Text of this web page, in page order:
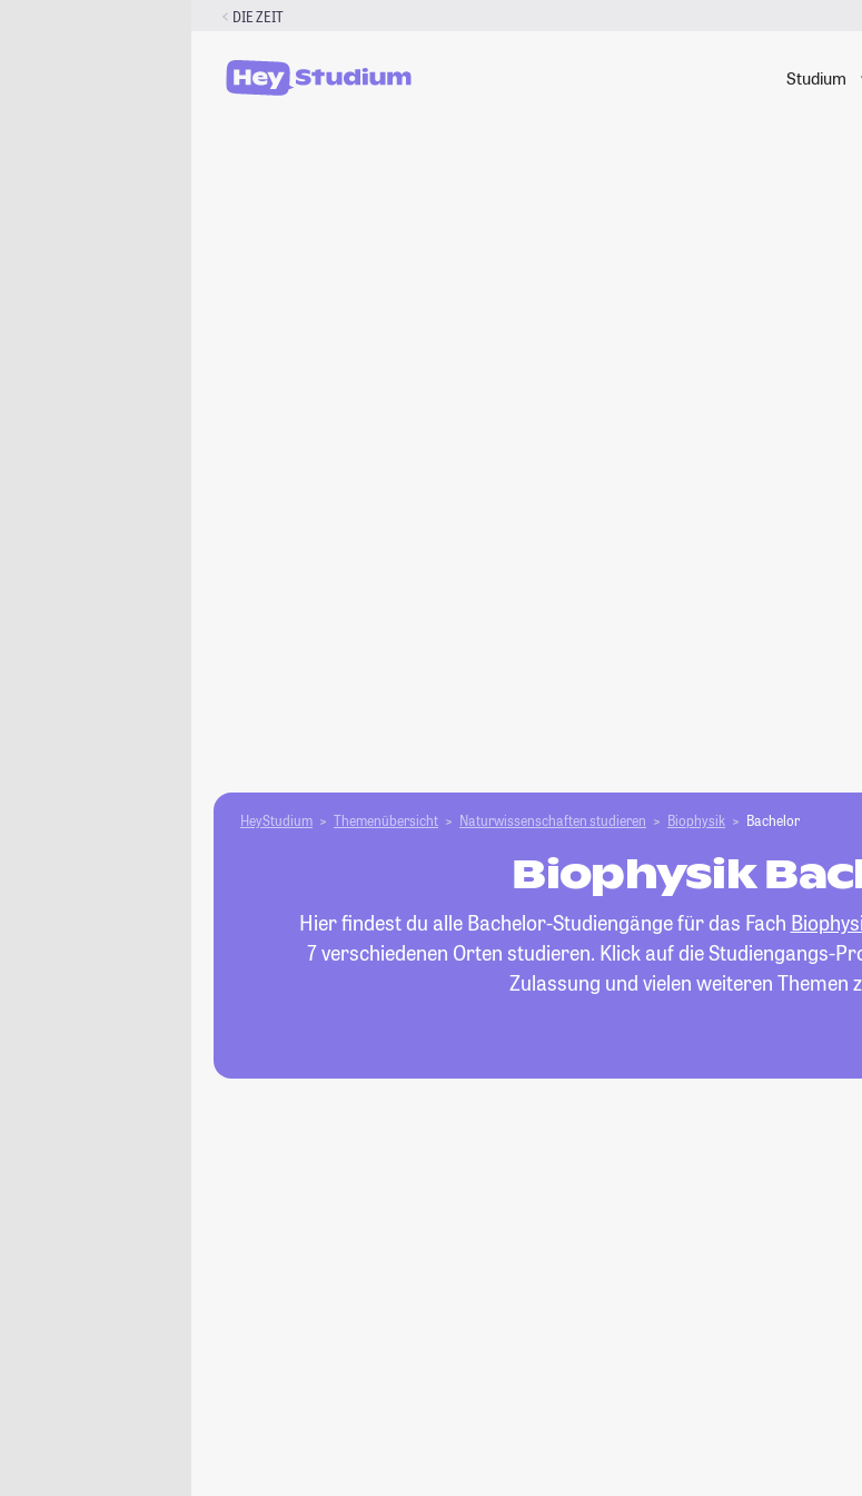
DIE ZEIT
Studium
HeyStudium Themenübersicht Natur­wissenschaften studieren Biophysik Bachelor
Biophysik
Hier findest du alle Bachelor-Studiengänge für das Fach
7 verschiedenen Orten studieren. Klick auf die Studiengangs-
Zulassung und vielen weiteren Themen